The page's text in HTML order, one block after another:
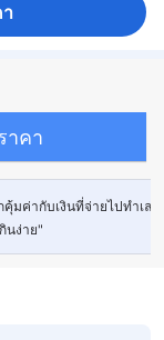
าคา
คุ้มค่ากับเงินที่จ่ายไปทำเล
นง่าย"